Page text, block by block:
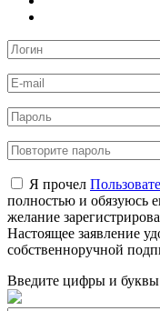
Я прочел
полностью и обязуюсь
желание
Настоящее заявление
собственноручной
Введите цифры и буквы